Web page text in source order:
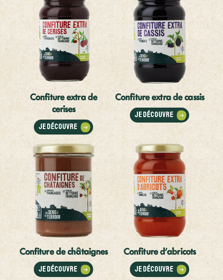
Confiture extra de
cerises
Je découvre
Confiture extra de cassis
Je découvre
Confiture de châtaignes
Je découvre
Confiture d'abricots
Je découvre